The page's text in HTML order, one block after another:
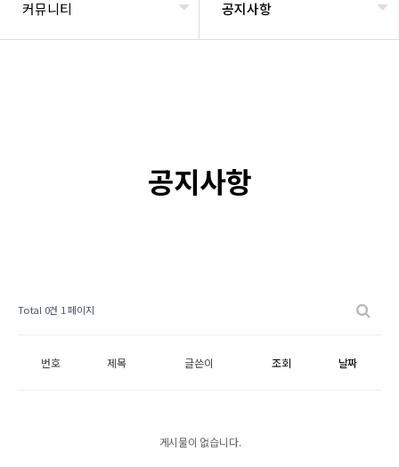
커뮤니티 공지사항
공지사항
Total 0건 1 페이지
번호 제목 글쓴이 조회 날짜
게시물이 없습니다.